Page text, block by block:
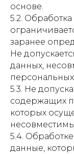
основе.
5.2.
заранее
Не
данных,
5.3. Не
содержащих
которых
5.4.
данные,